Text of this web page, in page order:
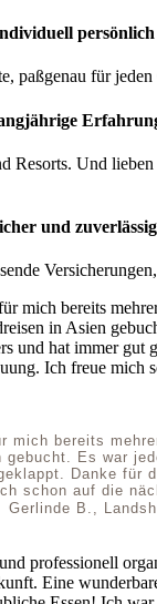
persönlich
paßgenau für
Resorts. Und lieben
und zuverlässig
mich bereits
gebucht. Es war
Danke für
schon auf die
Gerlinde B.,